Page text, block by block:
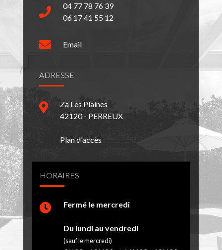
04 77 78 76 39
06 17 41 55 12
Email
ADRESSE
Za Les Plaines
42120 - PERREUX
Plan d'accès
HORAIRES
Fermé le mercredi
Du lundi au vendredi
(sauf le mercredi)